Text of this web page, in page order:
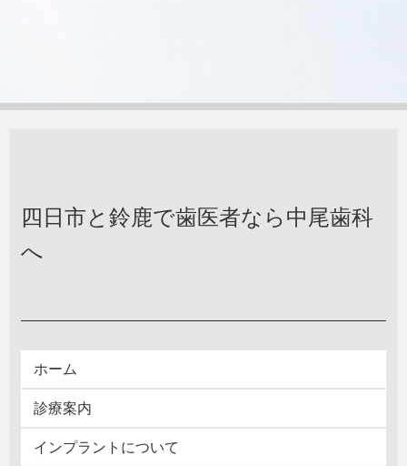
四日市と鈴鹿で歯医者なら中尾歯科
へ
ホーム
診療案内
インプラントについて